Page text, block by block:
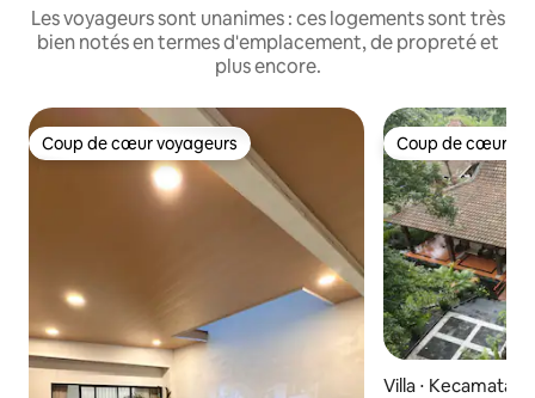
Les voyageurs sont unanimes : ces logements sont très
bien notés en termes d'emplacement, de propreté et
plus encore.
Coup de cœur voyageurs
Coup de cœur voyageurs Coup de cœur
Coup de cœur
Villa ⋅ Kecamatan